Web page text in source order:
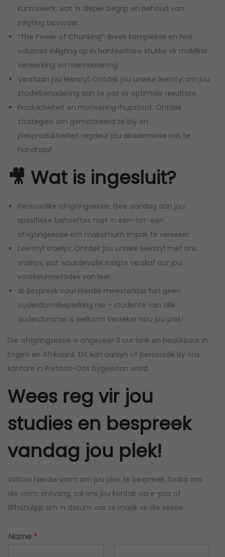
kursuswerk, wat ‘n dieper begrip en behoud van
inligting bevorder.
“The Power of Chunking”: Breek komplekse en hoë
volumes inligting op in hanteerbare stukke vir makliker
verwerking en memorisering.
Verstaan ​​jou leerstyl: Ontdek jou unieke leerstyl om jou
studiebenadering aan te pas vir optimale resultate.
Produktiwiteit en motivering-hupstoot: Ontdek
strategieë om gemotiveerd te bly en
piekproduktiwiteit regdeur jou akademiese reis te
handhaaf.
🎥 Wat is ingesluit?
Persoonlike afrigtingsessie: Gee aandag aan jou
spesifieke behoeftes met ‘n een-tot-een
afrigtingsessie om maksimum impak te verseker.
Leerstyl vraelys: Ontdek jou unieke leerstyl met ons
vraelys, wat waardevolle insigte verskaf oor jou
voorkeurmetodes van leer.
📅 Bespreek nou! Hierdie meesterklas het geen
ouderdomsbeperking nie – studente van alle
ouderdomme is welkom! Verseker nou jou plek!
Die afrigtingsessie is ongeveer 3 uur lank en beskikbaar in
Engels en Afrikaans. Dit kan aanlyn of persoonlik by ons
kantore in Pretoria-Oos bygewoon word.
Wees reg vir jou
studies en bespreek
vandag jou plek!
Voltooi hierdie vorm om jou plek te bespreek. Sodra ons
die vorm ontvang, sal ons jou kontak via e-pos of
WhatsApp om ‘n datum vas te maak vir die sessie.
Name *